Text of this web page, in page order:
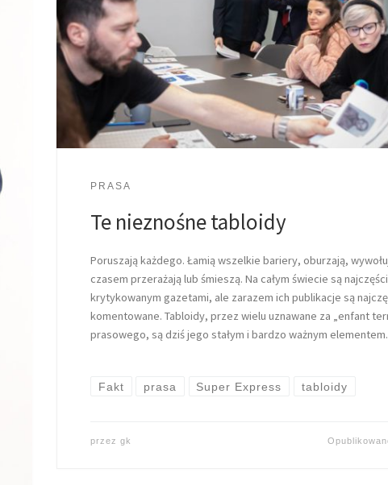
PRASA
Te nieznośne tabloidy
Poruszają każdego. Łamią wszelkie bariery, oburzają,
czasem przerażają lub śmieszą. Na całym świecie są
krytykowanym gazetami, ale zarazem ich publikacje są
komentowane. Tabloidy, przez wielu uznawane za „enfant
prasowego, są dziś jego stałym i bardzo ważnym elementem.
Fakt prasa Super Express tabloidy
przez gk